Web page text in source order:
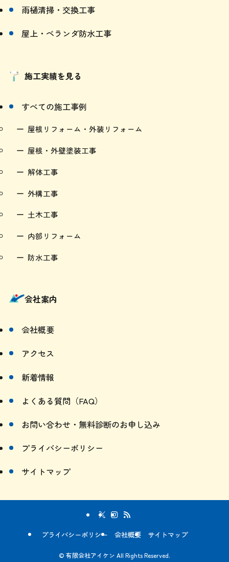
屋上・ベランダ防水工事
屋根リフォーム・外装リフォーム
屋根・外壁塗装工事
解体工事
外構工事
土木工事
内部リフォーム
防水工事
アクセス
新着情報
よくある質問（FAQ）
お問い合わせ・無料診断のお申し込み
プライバシーポリシー
サイトマップ
プライバシーポリシー 会社概要
©有限会社アイケン All Rights Reserved.